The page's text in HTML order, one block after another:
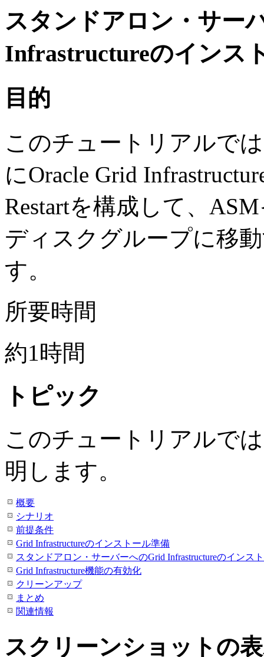
スタンドアロン・サー
Infrastructureのインス
目的
このチュートリアルで
にOracle Grid
Restartを構成して、
ディスクグループに移
す。
所要時間
約1時間
トピック
このチュートリアルで
明します。
概要
シナリオ
前提条件
Grid Infrastructureのインストール準備
スタンドアロン・サーバーへのGrid Infrastructureのインス
Grid Infrastructure機能の有効化
クリーンアップ
まとめ
関連情報
スクリーンショットの